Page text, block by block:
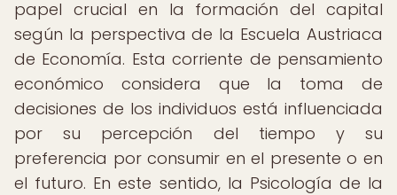
papel crucial en la formación del capital
según la perspectiva de la Escuela Austriaca
de Economía. Esta corriente de pensamiento
económico considera que la toma de
decisiones de los individuos está influenciada
por su percepción del tiempo y su
preferencia por consumir en el presente o en
el futuro. En este sentido, la Psicología de la